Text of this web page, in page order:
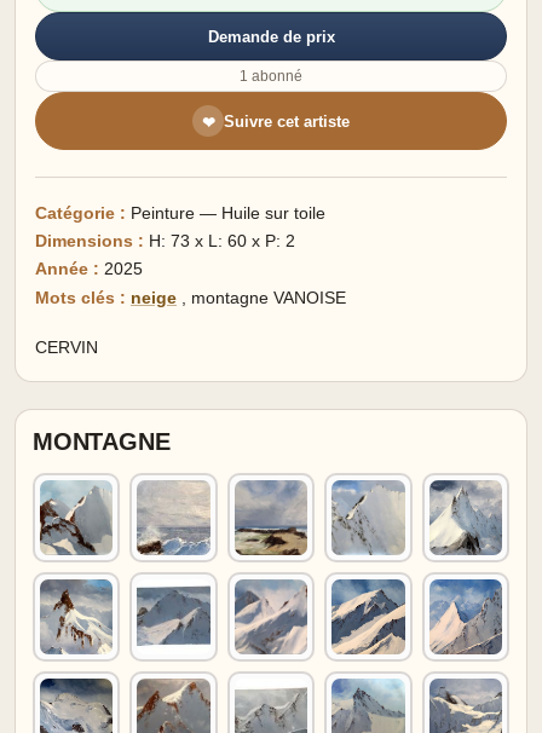
Demande de prix
1 abonné
❤ Suivre cet artiste
Catégorie : Peinture — Huile sur toile
Dimensions : H: 73 x L: 60 x P: 2
Année : 2025
Mots clés : neige , montagne VANOISE
CERVIN
MONTAGNE